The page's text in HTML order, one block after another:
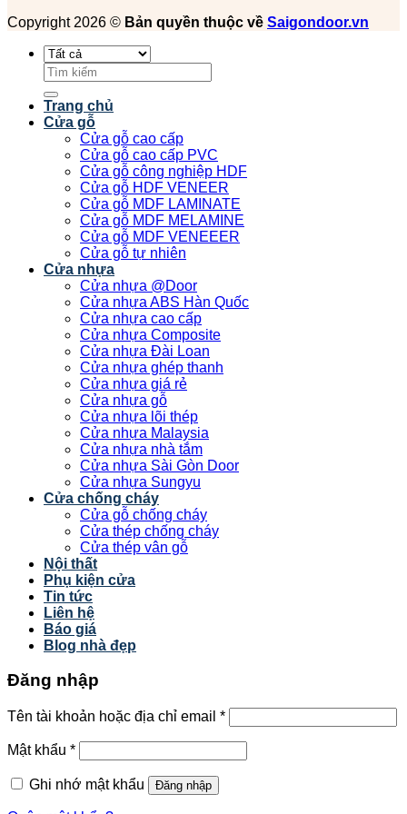
Copyright 2026 © Bản quyền thuộc về Saigondoor.vn
Tìm
kiếm:
Trang chủ
Cửa gỗ
Cửa gỗ cao cấp
Cửa gỗ cao cấp PVC
Cửa gỗ công nghiệp HDF
Cửa gỗ HDF VENEER
Cửa gỗ MDF LAMINATE
Cửa gỗ MDF MELAMINE
Cửa gỗ MDF VENEEER
Cửa gỗ tự nhiên
Cửa nhựa
Cửa nhựa @Door
Cửa nhựa ABS Hàn Quốc
Cửa nhựa cao cấp
Cửa nhựa Composite
Cửa nhựa Đài Loan
Cửa nhựa ghép thanh
Cửa nhựa giá rẻ
Cửa nhựa gỗ
Cửa nhựa lõi thép
Cửa nhựa Malaysia
Cửa nhựa nhà tắm
Cửa nhựa Sài Gòn Door
Cửa nhựa Sungyu
Cửa chống cháy
Cửa gỗ chống cháy
Cửa thép chống cháy
Cửa thép vân gỗ
Nội thất
Phụ kiện cửa
Tin tức
Liên hệ
Báo giá
Blog nhà đẹp
Đăng nhập
Tên tài khoản hoặc địa chỉ email *
Mật khẩu *
Ghi nhớ mật khẩu Đăng nhập